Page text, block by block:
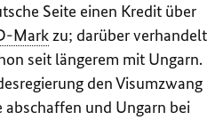
Seite einen Kredit über
Markzu; darüber verhandelt
seit längerem mit Ungarn.
den Visumzwang
abschaffen und Ungarn bei